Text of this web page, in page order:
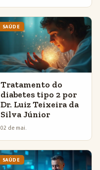
SAÚDE
Tratamento do
diabetes tipo 2 por
Dr. Luiz Teixeira da
Silva Júnior
02 de mai.
SAÚDE